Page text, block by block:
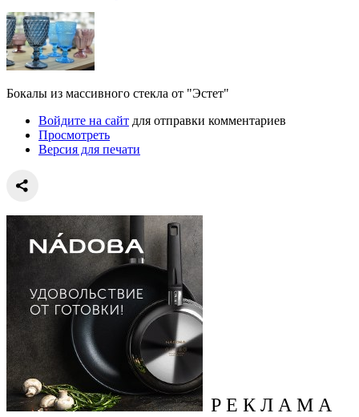
Бокалы из массивного стекла от "Эстет"
Войдите на сайт для отправки комментариев
Просмотреть
Версия для печати
Р Е К Л А М А